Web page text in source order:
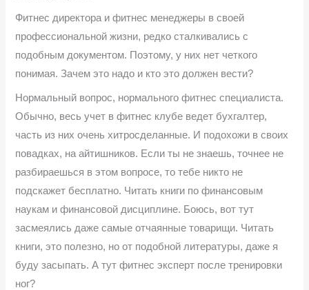
Фитнес директора и фитнес менеджеры в своей
профессиональной жизни, редко сталкивались с
подобным документом. Поэтому, у них нет четкого
понимая. Зачем это надо и кто это должен вести?
Нормальный вопрос, нормального фитнес специалиста.
Обычно, весь учет в фитнес клубе ведет бухгалтер,
часть из них очень хитросделанные. И подохожи в своих
повадках, на айтишников. Если ты не знаешь, точнее не
разбираешься в этом вопросе, то тебе никто не
подскажет бесплатно. Читать книги по финансовым
наукам и финансовой дисциплине. Боюсь, вот тут
засмеялись даже самые отчаянные товарищи. Читать
книги, это полезно, но от подобной литературы, даже я
буду засыпать. А тут фитнес эксперт после тренировки
ног?